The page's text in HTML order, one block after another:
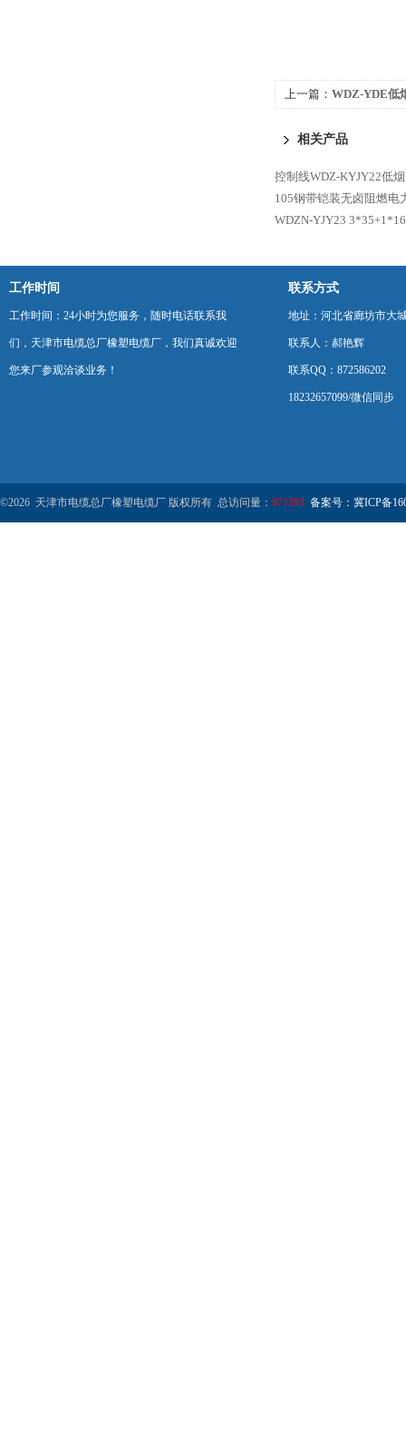
上一篇： WDZ-YDE低
相关产品
控制线WDZ-KYJY22低
105钢带铠装无卤阻燃电
WDZN-YJY23
工作时间
工作时间：24小时为您服务，随时电话联系我
们，天津市电缆总厂橡塑电缆厂，我们真诚欢迎
您来厂参观洽谈业务！
联系方式
地址：河北省廊坊市大
联系人：郝艳辉
联系QQ：872586202
18232657099/微信同步
©2026 天津市电缆总厂橡塑电缆厂 版权所有 总访问量： 971203 备案号：冀ICP备